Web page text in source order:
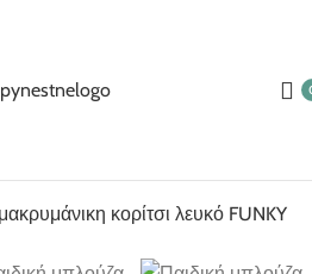
πληρωμές με κάρτα!